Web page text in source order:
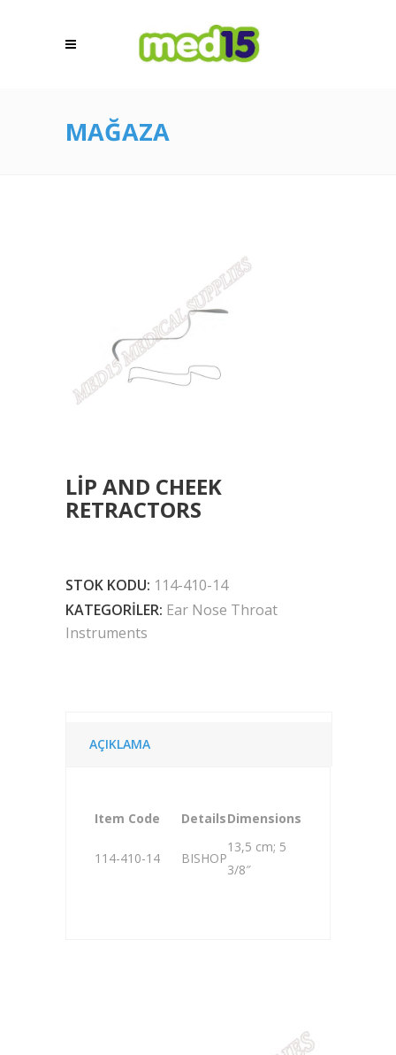
MAĞAZA
LIP AND CHEEK
RETRACTORS
STOK KODU: 114-410-14
KATEGORILER: Ear Nose Throat
Instruments
AÇIKLAMA
Item Code DetailsDimensions
114-410-14 BISHOP
13,5 cm; 5
3/8″